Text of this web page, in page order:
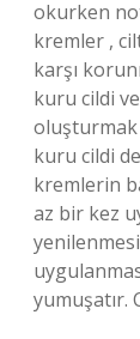
okurken not
kremler ,
karşı
kuru cildi
oluşturmak
kuru cildi
kremlerin
az bir kez
yumuşatır.